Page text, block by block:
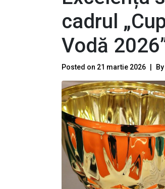
cadrul
Vodă
Posted on 21 martie 2026 By